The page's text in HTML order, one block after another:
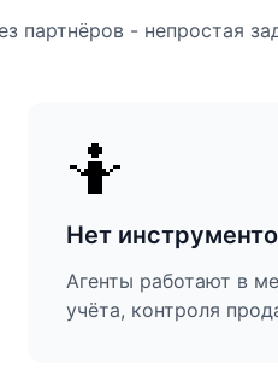
партнёров - непростая
🤷
Нет
Агенты работают в
учёта, контроля